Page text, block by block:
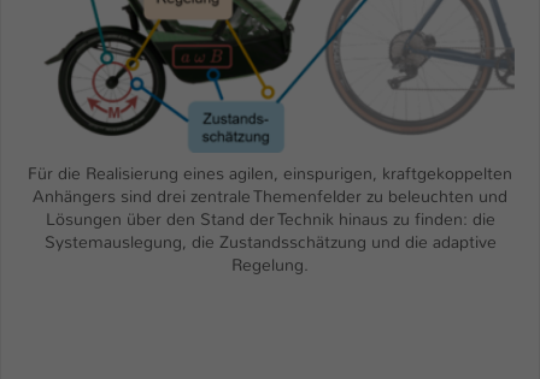
Für die Realisierung eines agilen, einspurigen, kraftgekoppelten
Anhängers sind drei zentrale Themenfelder zu beleuchten und
Lösungen über den Stand der Technik hinaus zu finden: die
Systemauslegung, die Zustandsschätzung und die adaptive
Regelung.
Zweck
Einstellungen. Unter anderem eine zufällig
generierte ID, für die historische
Speicherung Ihrer vorgenommen
Einstellungen, falls der Webseiten-
Betreiber dies eingestellt hat.
Name fe_typo_user / PHPSESSID
Anbieter TYPO3